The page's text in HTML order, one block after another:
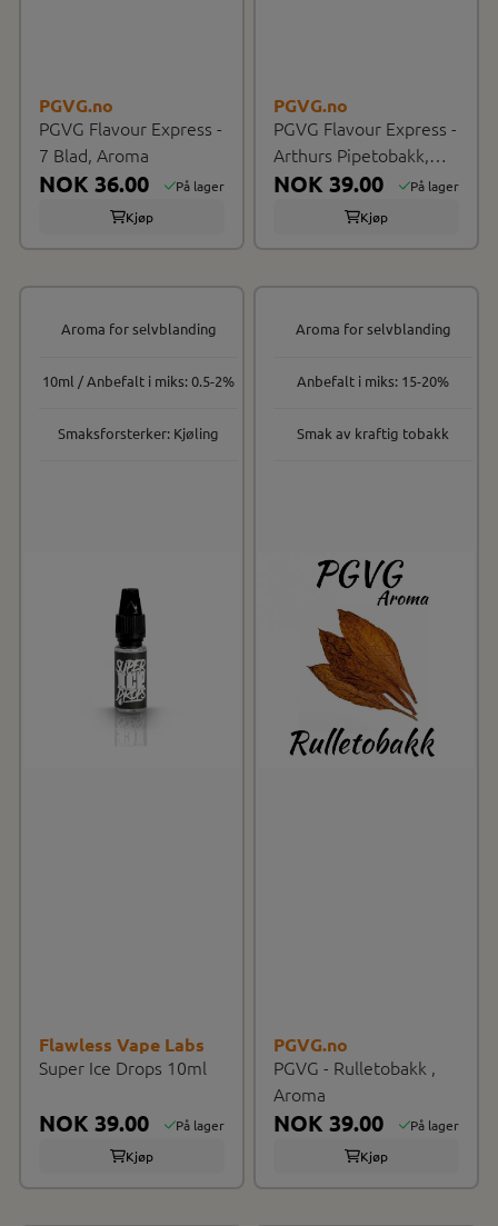
PGVG.no
PGVG Flavour Express -
7 Blad, Aroma
NOK 36.00
På lager
Kjøp
PGVG.no
PGVG Flavour Express -
Arthurs Pipetobakk,
Aroma
NOK 39.00
På lager
Kjøp
Flawless Vape Labs
Super Ice Drops 10ml
NOK 39.00
På lager
Kjøp
Aroma for selvblanding
10ml / Anbefalt i miks: 0.5-2%
Smaksforsterker: Kjøling
PGVG.no
PGVG - Rulletobakk ,
Aroma
NOK 39.00
På lager
Kjøp
Aroma for selvblanding
Anbefalt i miks: 15-20%
Smak av kraftig tobakk